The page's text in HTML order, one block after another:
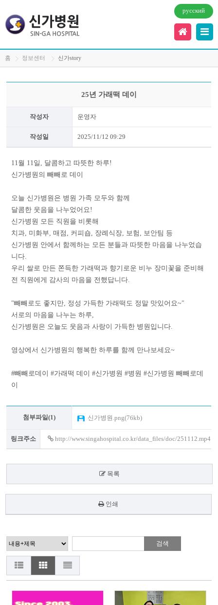
русский
홈 정보센터 신가story
25년 가래떡 데이
작성자 운영자
작성일 2025/11/12 09:29
11월 11일, 달콤하고 따뜻한 하루!
신가병원의 빼빼로 데이
오늘 신가병원은 병원 가족 모두와 함께
달콤한 웃음을 나누었어요!
신가병원 모든 직원을 비롯해
치과, 미화부, 매점, 커피숍, 장례식장, 보험, 보안팀 등
신가병원 안에서 함께하는 모든 분들과 따뜻한 마음을 나누었습
니다.
우리 쌀로 만든 쫀득한 가래떡과 향기로운 비누 장미꽃을 준비해
전 직원에게 감사의 마음을 전했답니다.
"빼빼로도 좋지만, 정성 가득한 가래떡도 정말 맛있어요~"
서로의 마음을 나누는 하루,
신가병원은 오늘도 웃음과 사랑이 가득한 병원입니다.
영상에서 신가병원의 행복한 하루를 함께 만나보세요~
#빼빼로데이 #가래떡 데이 #신가병원 #병원 #신가병원 빼빼로데
이
첨부파일(1) 신가병원.png(76kb)
링크주소 http://www.singahospital.co.kr/data_files/doc/251112.mp4
목록
인쇄